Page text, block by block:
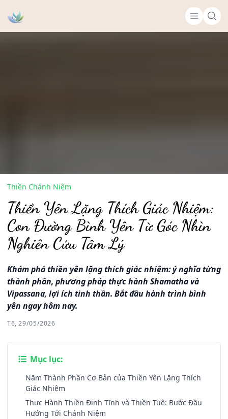
Thiền Chánh Niệm
Thiền Yên Lặng Thích Giác Nhiệm:
Con Đường Bình Yên Từ Góc Nhìn
Nghiên Cứu Tâm Lý
Khám phá thiền yên lặng thích giác nhiệm: ý nghĩa từng
thành phần, phương pháp thực hành Shamatha và
Vipassana, lợi ích tinh thần. Bắt đầu hành trình bình
yên ngay hôm nay.
T6, 29/05/2026
Mục lục:
Năm Thành Phần Cơ Bản của Thiền Yên Lặng Thích
Giác Nhiệm
Thực Hành Thiền Định Tĩnh và Thiền Tuệ: Bước Đầu
Hướng Tới Chánh Niệm